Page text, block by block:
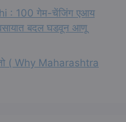
: 100 गेम-चेंजिंग एआय
बदल घडवून आणू
( Why Maharashtra